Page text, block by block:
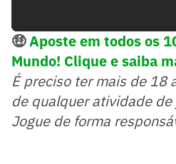
🤑Aposte em todos os
Mundo! Clique e saiba
É preciso ter mais de 18
de qualquer atividade
Jogue de forma